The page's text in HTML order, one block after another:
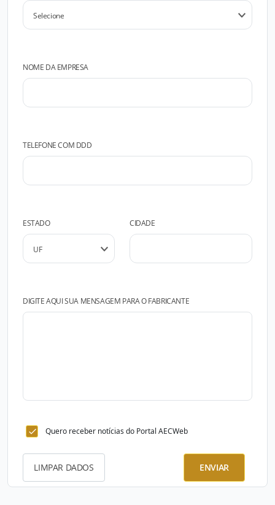
NOME DA EMPRESA
TELEFONE COM DDD
ESTADO CIDADE
DIGITE AQUI SUA MENSAGEM PARA O FABRICANTE
Quero receber notícias do Portal AECWeb
LIMPAR DADOS ENVIAR